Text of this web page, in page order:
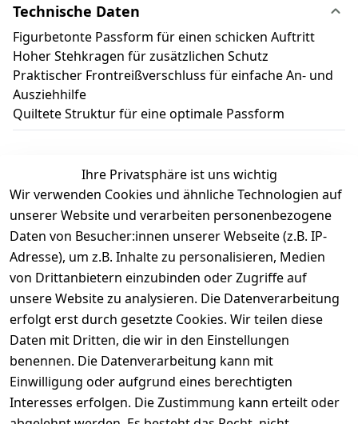
Technische Daten
Figurbetonte Passform für einen schicken Auftritt
Hoher Stehkragen für zusätzlichen Schutz
Praktischer Frontreißverschluss für einfache An- und
Ausziehhilfe
Quiltete Struktur für eine optimale Passform
Kundenbewertungen
Durchschnittliche Bewertung
0
Basierend auf 0 Bewertung(en)
Bewertung abgeben
5
( 0 )
4
( 0 )
3
( 0 )
2
( 0 )
Ihre Privatsphäre ist uns wichtig
Wir verwenden Cookies und ähnliche Technologien auf
unserer Website und verarbeiten personenbezogene
Daten von Besucher:innen unserer Webseite (z.B. IP-
Adresse), um z.B. Inhalte zu personalisieren, Medien
von Drittanbietern einzubinden oder Zugriffe auf
unsere Website zu analysieren. Die Datenverarbeitung
erfolgt erst durch gesetzte Cookies. Wir teilen diese
Daten mit Dritten, die wir in den Einstellungen
benennen. Die Datenverarbeitung kann mit
Einwilligung oder aufgrund eines berechtigten
Interesses erfolgen. Die Zustimmung kann erteilt oder